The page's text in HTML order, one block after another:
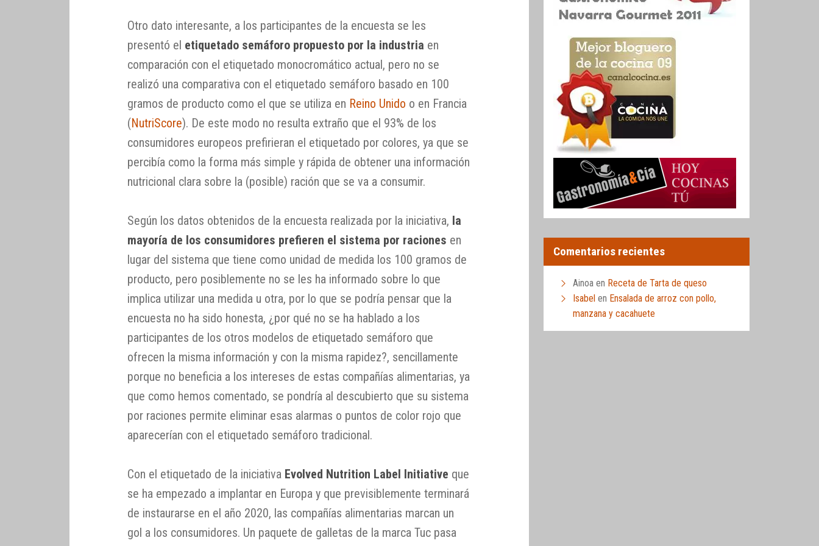
Otro dato interesante, a los participantes de la encuesta se les
presentó el etiquetado semáforo propuesto por la industria en
comparación con el etiquetado monocromático actual, pero no se
realizó una comparativa con el etiquetado semáforo basado en 100
gramos de producto como el que se utiliza en Reino Unido o en Francia
(NutriScore). De este modo no resulta extraño que el 93% de los
consumidores europeos prefirieran el etiquetado por colores, ya que se
percibía como la forma más simple y rápida de obtener una información
nutricional clara sobre la (posible) ración que se va a consumir.
Según los datos obtenidos de la encuesta realizada por la iniciativa, la
mayoría de los consumidores prefieren el sistema por raciones en
lugar del sistema que tiene como unidad de medida los 100 gramos de
producto, pero posiblemente no se les ha informado sobre lo que
implica utilizar una medida u otra, por lo que se podría pensar que la
encuesta no ha sido honesta, ¿por qué no se ha hablado a los
participantes de los otros modelos de etiquetado semáforo que
ofrecen la misma información y con la misma rapidez?, sencillamente
porque no beneficia a los intereses de estas compañías alimentarias, ya
que como hemos comentado, se pondría al descubierto que su sistema
por raciones permite eliminar esas alarmas o puntos de color rojo que
aparecerían con el etiquetado semáforo tradicional.
Con el etiquetado de la iniciativa Evolved Nutrition Label Initiative que
se ha empezado a implantar en Europa y que previsiblemente terminará
de instaurarse en el año 2020, las compañías alimentarias marcan un
gol a los consumidores. Un paquete de galletas de la marca Tuc pasa
Comentarios recientes
Ainoa en Receta de Tarta de queso
Isabel en Ensalada de arroz con pollo,
manzana y cacahuete